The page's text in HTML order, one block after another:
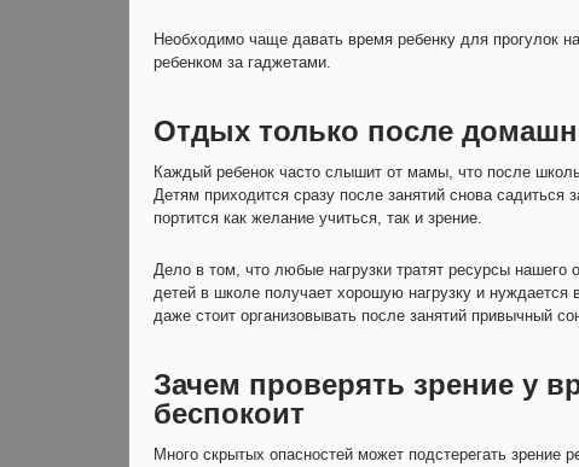
Необходимо чаще давать время ребенку для прогулок
ребенком за гаджетами.
Отдых только после
Каждый ребенок часто слышит от мамы, что после
Детям приходится сразу после занятий снова садиться
портится как желание учиться, так и зрение.
Дело в том, что любые нагрузки тратят ресурсы
детей в школе получает хорошую нагрузку и
даже стоит организовывать после занятий привычный
Зачем проверять зрение у
беспокоит
Много скрытых опасностей может подстерегать